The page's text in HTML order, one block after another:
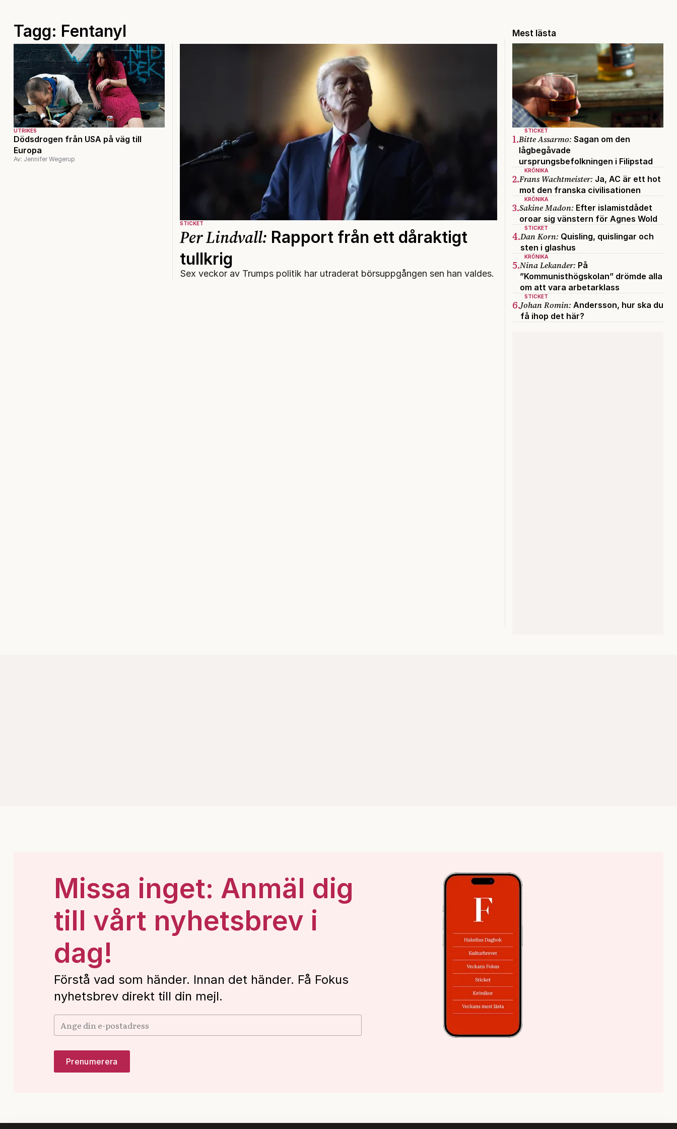
Tagg: Fentanyl
UTRIKES
Dödsdrogen från USA på väg till
Europa
Av: Jennifer Wegerup
STICKET
Per Lindvall: Rapport från ett dåraktigt
tullkrig
Sex veckor av Trumps politik har utraderat börsuppgången sen han valdes.
Mest lästa
STICKET
1.Bitte Assarmo: Sagan om den
lågbegåvade
ursprungsbefolkningen i Filipstad
KRÖNIKA
2.Frans Wachtmeister: Ja, AC är ett hot
mot den franska civilisationen
KRÖNIKA
3.Sakine Madon: Efter islamistdådet
oroar sig vänstern för Agnes Wold
STICKET
4.Dan Korn: Quisling, quislingar och
sten i glashus
KRÖNIKA
5.Nina Lekander: På
”Kommunisthögskolan” drömde alla
om att vara arbetarklass
STICKET
6.Johan Romin: Andersson, hur ska du
få ihop det här?
Missa inget: Anmäl dig
till vårt nyhetsbrev i
dag!
Förstå vad som händer. Innan det händer. Få Fokus
nyhetsbrev direkt till din mejl.